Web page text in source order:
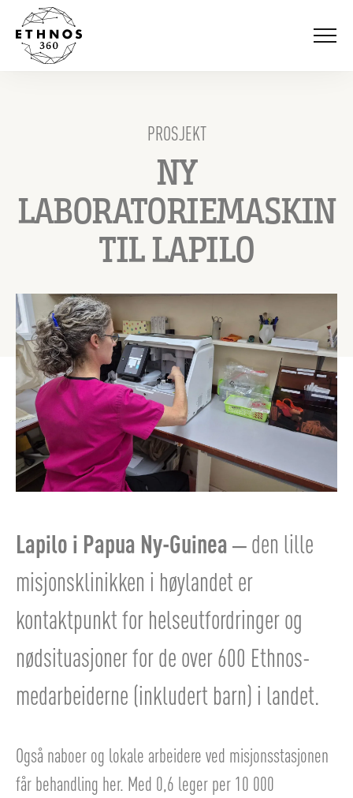
Gå til navigasjon
Gå til innhold
Gå til bunntekst
PROSJEKT
NY
LABORATORIEMASKIN
TIL LAPILO
Lapilo i Papua Ny-Guinea– den lille
misjonsklinikken i høylandet er
kontaktpunkt for helseutfordringer og
nødsituasjoner for de over 600 Ethnos-
medarbeiderne (inkludert barn) i landet.
Også naboer og lokale arbeidere ved misjonsstasjonen
får behandling her. Med 0,6 leger per 10 000